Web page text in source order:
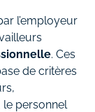
l’employeur
. Ces
de critères
le personnel